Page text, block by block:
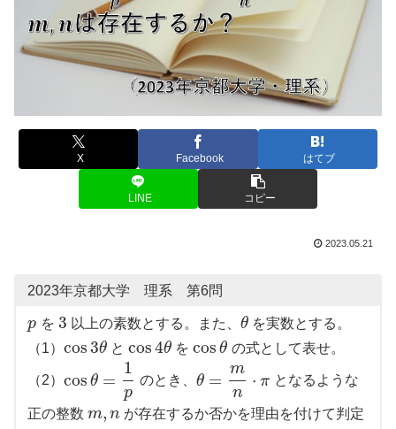
X Facebook はてブ
LINE コピー
2023.05.21
2023年京都大学 理系 第6問
p を 3 以上の素数とする。また、θ を実数とする。
（1） cos 3θ と cos4θ をcos θ の式として表せ。
（2） cos θ =
1
p
のとき、 θ =
m
n
⋅ π となるような
正の整数 m, nが存在するか否かを理由を付けて判定